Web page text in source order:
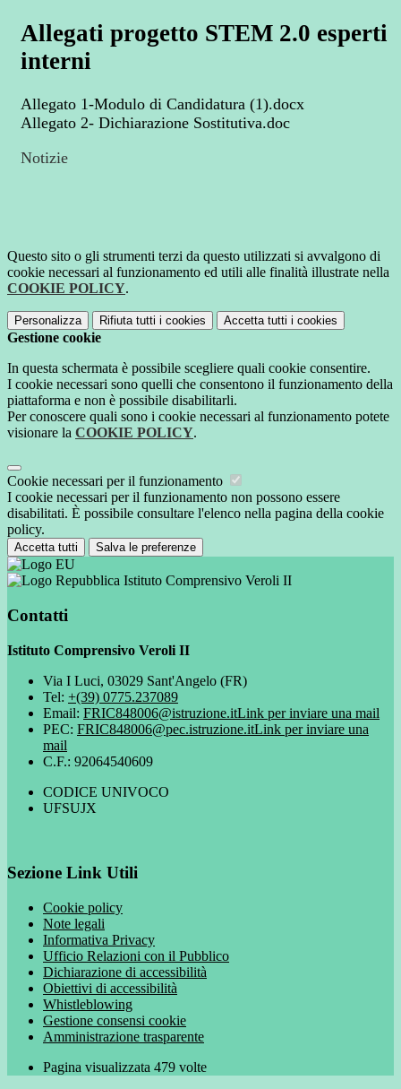
Allegati progetto STEM 2.0 esperti
interni
Allegato 1-Modulo di Candidatura (1).docx
Allegato 2- Dichiarazione Sostitutiva.doc
Notizie
Questo sito o gli strumenti terzi da questo utilizzati si avvalgono di
cookie necessari al funzionamento ed utili alle finalità illustrate nella
COOKIE POLICY.
Personalizza Rifiuta tutti i cookies Accetta tutti i cookies
Gestione cookie
In questa schermata è possibile scegliere quali cookie consentire.
I cookie necessari sono quelli che consentono il funzionamento della
piattaforma e non è possibile disabilitarli.
Per conoscere quali sono i cookie necessari al funzionamento potete
visionare la COOKIE POLICY.
Cookie necessari per il funzionamento
I cookie necessari per il funzionamento non possono essere
disabilitati. È possibile consultare l'elenco nella pagina della cookie
policy.
Accetta tutti Salva le preferenze
Istituto Comprensivo Veroli II
Contatti
Istituto Comprensivo Veroli II
Via I Luci, 03029 Sant'Angelo (FR)
Tel: +(39) 0775.237089
Email: FRIC848006@istruzione.itLink per inviare una mail
PEC: FRIC848006@pec.istruzione.itLink per inviare una
mail
C.F.: 92064540609
CODICE UNIVOCO
UFSUJX
Sezione Link Utili
Cookie policy
Note legali
Informativa Privacy
Ufficio Relazioni con il Pubblico
Dichiarazione di accessibilità
Obiettivi di accessibilità
Whistleblowing
Gestione consensi cookie
Amministrazione trasparente
Pagina visualizzata 479 volte